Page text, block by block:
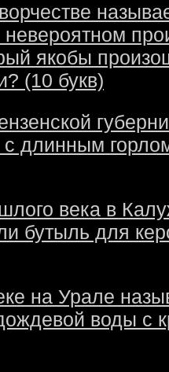
невероятном
якобы
(10 букв)
длинным
века в
бутыль для
на Урале
воды с